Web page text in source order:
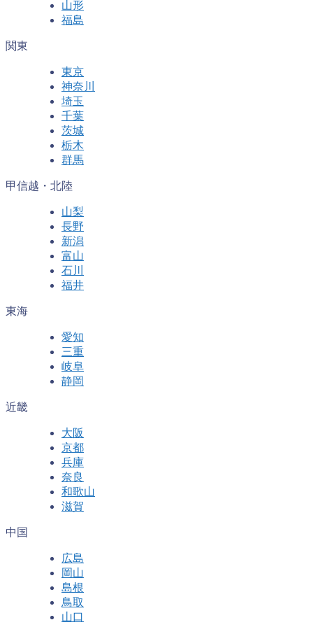
山形
福島
関東
東京
神奈川
埼玉
千葉
茨城
栃木
群馬
甲信越・北陸
山梨
長野
新潟
富山
石川
福井
東海
愛知
三重
岐阜
静岡
近畿
大阪
京都
兵庫
奈良
和歌山
滋賀
中国
広島
岡山
島根
鳥取
山口